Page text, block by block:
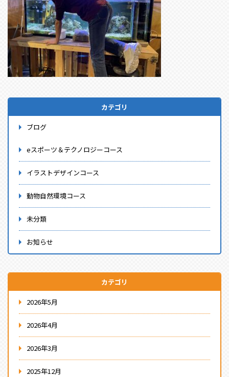
カテゴリ
ブログ
eスポーツ＆テクノロジーコース
イラストデザインコース
動物自然環境コース
未分類
お知らせ
カテゴリ
2026年5月
2026年4月
2026年3月
2025年12月